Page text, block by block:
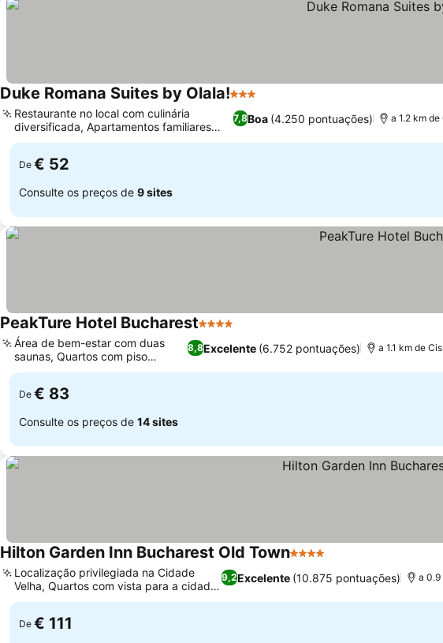
Duke Romana Suites by Olala!3 Estrelas
7,8Boa (4.250 pontuações)
Restaurante no local com culinária
diversificada, Apartamentos familiares
disponíveis
a 1.2 km
De € 52
Consulte os preços de 9 sites
PeakTure Hotel Bucharest4 Estrelas
8,8Excelente (6.752 pontuações)
Área de bem-estar com duas
saunas, Quartos com piso
aquecido
a 1.1 km de
De € 83
Consulte os preços de 14 sites
Hilton Garden Inn Bucharest Old Town4 Estrelas
9,2Excelente (10.875 pontuações)
Localização privilegiada na Cidade
Velha, Quartos com vista para a cidade
disponíveis
a 0.9
De € 111